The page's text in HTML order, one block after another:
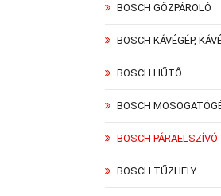
BOSCH GŐZPÁROLÓ
BOSCH KÁVÉGÉP,
BOSCH HŰTŐ
BOSCH
BOSCH PÁRAELSZÍVÓ
BOSCH TŰZHELY